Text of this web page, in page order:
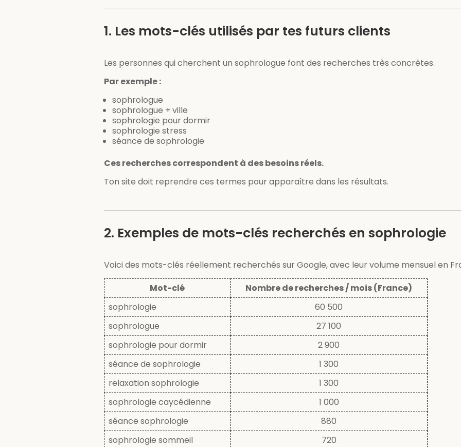
1. Les mots-clés utilisés par tes futurs clients
Les personnes qui cherchent un sophrologue font des recherches très concrètes.
Par exemple :
sophrologue
sophrologue + ville
sophrologie pour dormir
sophrologie stress
séance de sophrologie
Ces recherches correspondent à des besoins réels.
Ton site doit reprendre ces termes pour apparaître dans les résultats.
2. Exemples de mots-clés recherchés en sophrologie
Voici des mots-clés réellement recherchés sur Google, avec leur volume mensuel en
Mot-clé
Nombre de recherches / mois (France)
sophrologie
60 500
sophrologue
27 100
sophrologie pour dormir
2 900
séance de sophrologie
1 300
relaxation sophrologie
1 300
sophrologie caycédienne
1 000
séance sophrologie
880
sophrologie sommeil
720